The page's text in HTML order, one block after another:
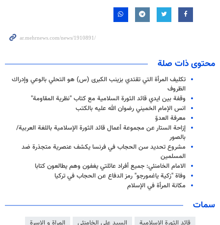
محتوى ذات صلة
تكليف المرأة التي تقتدي بزينب الكبرى (س) هو التحلي بالوعي وإدراك
الظروف
وقفة بین ایدي قائد الثورة السلامیة مع کتاب "نظریة المقاومة"
انس الإمام الخمیني رضوان الله علیه بالکتب
معرفة العدوّ
إزاحة الستار عن مجموعة أعمال قائد الثورة الإسلامية باللغة العربية/
بالصور
مشروع تحديد سن الحجاب في فرنسا يكشف عنصرية متجذرة ضد
المسلمين
الامام الخامنئي: جميع أفراد عائلتي يغفون وهم يطالعون كتابا
وفاة "زکیة یاغمورجو" رمز الدفاع عن الحجاب في ترکیا
مكانة المرأة في الإسلام
سمات